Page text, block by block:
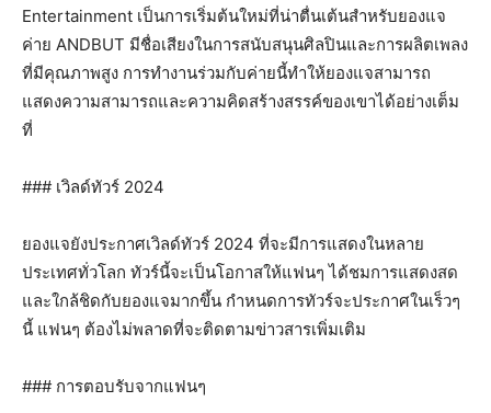
Entertainment เป็นการเริ่มต้นใหม่ที่น่าตื่นเต้นสำหรับยองแจ
ค่าย ANDBUT มีชื่อเสียงในการสนับสนุนศิลปินและการผลิตเพลง
ที่มีคุณภาพสูง การทำงานร่วมกับค่ายนี้ทำให้ยองแจสามารถ
แสดงความสามารถและความคิดสร้างสรรค์ของเขาได้อย่างเต็ม
ที่
### เวิลด์ทัวร์ 2024
ยองแจยังประกาศเวิลด์ทัวร์ 2024 ที่จะมีการแสดงในหลาย
ประเทศทั่วโลก ทัวร์นี้จะเป็นโอกาสให้แฟนๆ ได้ชมการแสดงสด
และใกล้ชิดกับยองแจมากขึ้น กำหนดการทัวร์จะประกาศในเร็วๆ
นี้ แฟนๆ ต้องไม่พลาดที่จะติดตามข่าวสารเพิ่มเติม
### การตอบรับจากแฟนๆ